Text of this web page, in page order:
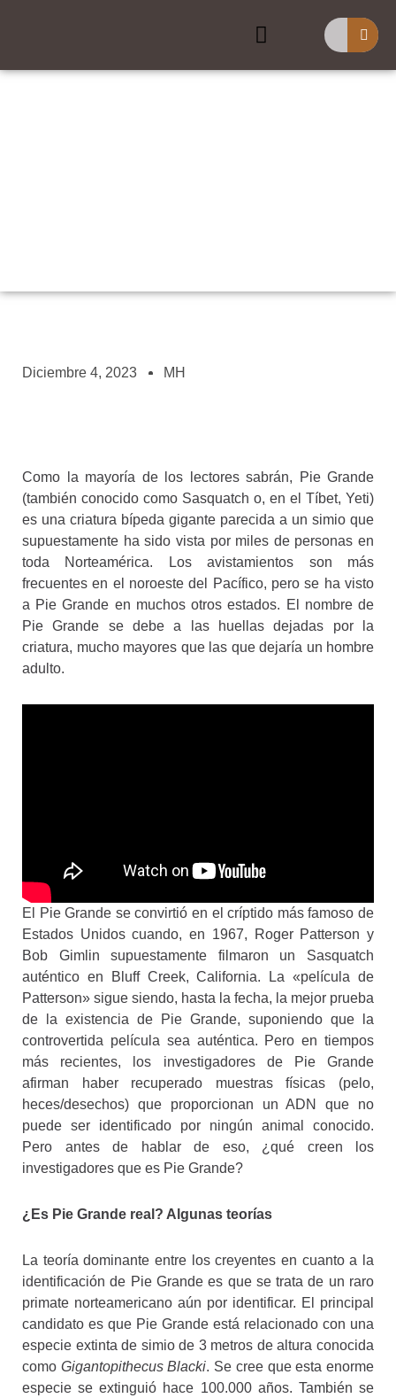
Buscar
Diciembre 4, 2023 MH
Como la mayoría de los lectores sabrán, Pie Grande
(también conocido como Sasquatch o, en el Tíbet, Yeti)
es una criatura bípeda gigante parecida a un simio que
supuestamente ha sido vista por miles de personas en
toda Norteamérica. Los avistamientos son más
frecuentes en el noroeste del Pacífico, pero se ha visto
a Pie Grande en muchos otros estados. El nombre de
Pie Grande se debe a las huellas dejadas por la
criatura, mucho mayores que las que dejaría un hombre
adulto.
El Pie Grande se convirtió en el críptido más famoso de
Estados Unidos cuando, en 1967, Roger Patterson y
Bob Gimlin supuestamente filmaron un Sasquatch
auténtico en Bluff Creek, California. La «película de
Patterson» sigue siendo, hasta la fecha, la mejor prueba
de la existencia de Pie Grande, suponiendo que la
controvertida película sea auténtica. Pero en tiempos
más recientes, los investigadores de Pie Grande
afirman haber recuperado muestras físicas (pelo,
heces/desechos) que proporcionan un ADN que no
puede ser identificado por ningún animal conocido.
Pero antes de hablar de eso, ¿qué creen los
investigadores que es Pie Grande?
¿Es Pie Grande real? Algunas teorías
La teoría dominante entre los creyentes en cuanto a la
identificación de Pie Grande es que se trata de un raro
primate norteamericano aún por identificar. El principal
candidato es que Pie Grande está relacionado con una
especie extinta de simio de 3 metros de altura conocida
como Gigantopithecus Blacki. Se cree que esta enorme
especie se extinguió hace 100.000 años. También se